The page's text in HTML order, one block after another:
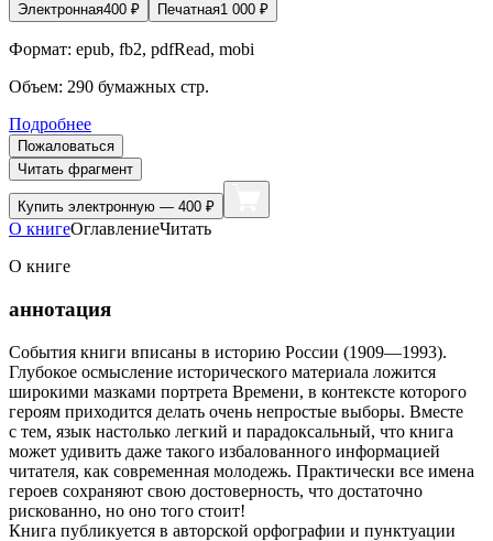
Электронная400 ₽ Печатная1 000 ₽
Формат: epub, fb2, pdfRead, mobi
Объем: 290 бумажных стр.
Подробнее
Пожаловаться
Читать фрагмент
Купить электронную — 400 ₽
О книгеОглавлениеЧитать
О книге
аннотация
События книги вписаны в историю России (1909—1993).
Глубокое осмысление исторического материала ложится
широкими мазками портрета Времени, в контексте которого
героям приходится делать очень непростые выборы. Вместе
с тем, язык настолько легкий и парадоксальный, что книга
может удивить даже такого избалованного информацией
читателя, как современная молодежь. Практически все имена
героев сохраняют свою достоверность, что достаточно
рискованно, но оно того стоит!
Книга публикуется в авторской орфографии и пунктуации